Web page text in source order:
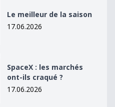
Le meilleur de la saison
17.06.2026
ils craqué ?
SpaceX : les marchés
ont-ils craqué ?
17.06.2026